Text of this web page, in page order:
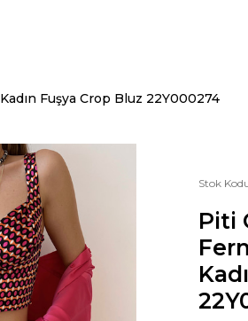
Fuşya Crop Bluz 22Y000274
Stok
Piti